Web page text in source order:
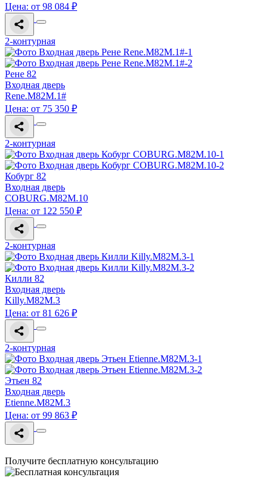
Цена: от 98 084 ₽
2-контурная
Рене 82
Входная дверь
Rene.M82M.1#
Цена: от 75 350 ₽
2-контурная
Кобург 82
Входная дверь
COBURG.M82M.10
Цена: от 122 550 ₽
2-контурная
Килли 82
Входная дверь
Killy.M82M.3
Цена: от 81 626 ₽
2-контурная
Этьен 82
Входная дверь
Etienne.M82M.3
Цена: от 99 863 ₽
Получите бесплатную консультацию